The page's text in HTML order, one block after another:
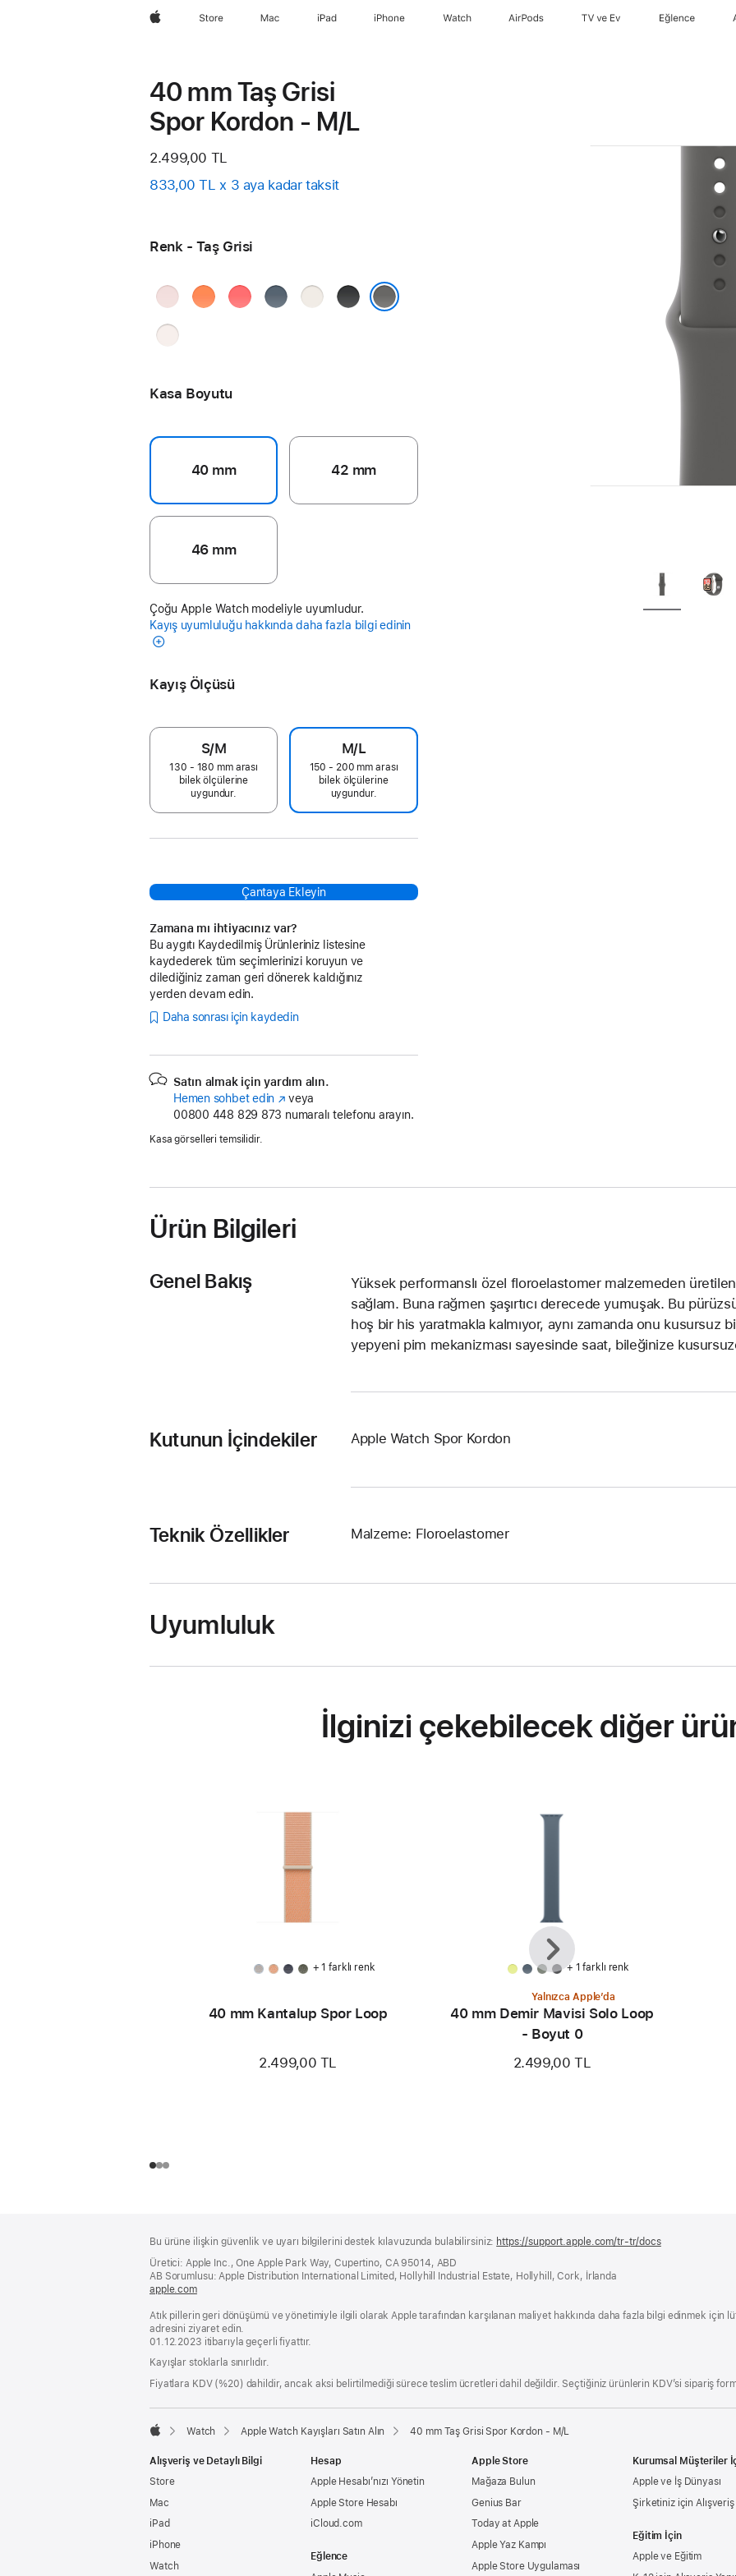
wzlhp Store Mac iPad iPhone Watch AirPods TV ve Ev Eğlence
40 mm Taş Grisi
Spor Kordon - M/L
2.499,00 TL
833,00 TL x 3 aya kadar taksit
Renk - Taş Grisi
Açık Pembe
MandalinaParlak Guava
DemirYıldız Işığı
Siyah
Bulut
Kasa Boyutu
40 mm 42 mm
46 mm
Çoğu Apple Watch modeliyle uyumludur.
Kayış uyumluluğu hakkında daha fazla bilgi edinin
Kayış Ölçüsü
S/M
130 - 180 mm arası
bilek ölçülerine
uygundur.
M/L
150 - 200 mm arası
bilek ölçülerine
uygundur.
Çantaya Ekleyin
Zamana mı ihtiyacınız var?
Bu aygıtı Kaydedilmiş Ürünleriniz listesine
kaydederek tüm seçimlerinizi koruyun ve
dilediğiniz zaman geri dönerek kaldığınız
yerden devam edin.
Daha sonrası için kaydedin
Satın almak için yardım alın.
Hemen sohbet edin (Yeni
pencerede
veya
00800 448 829 873 numaralı telefonu arayın.
Kasa görselleri temsilidir.
Ürün Bilgileri
Genel Bakış
Yüksek performanslı özel floroelastomer malzemeden
sağlam. Buna rağmen şaşırtıcı derecede yumuşak. Bu
hoş bir his yaratmakla kalmıyor, aynı zamanda onu kusursuz
yepyeni pim mekanizması sayesinde saat, bileğinize
Kutunun İçindekiler Apple Watch Spor Kordon
Teknik Özellikler Malzeme: Floroelastomer
Uyumluluk
İlginizi çekebilecek diğer
+ 1 farklı renk
40 mm Kantalup Spor Loop
2.499,00 TL
+ 1 farklı renk
Yalnızca Apple’da
40 mm Demir Mavisi Solo Loop
- Boyut 0
2.499,00 TL
Önceki
Sonraki
Bilgi
Bu ürüne ilişkin güvenlik ve uyarı bilgilerini destek kılavuzunda bulabilirsiniz: https://support.apple.com/tr-tr/docs(yeni
Üretici: Apple Inc., One Apple Park Way, Cupertino, CA 95014, ABD
AB Sorumlusu: Apple Distribution International Limited, Hollyhill Industrial Estate, Hollyhill, Cork, İrlanda
apple.com(yeni
pencerede
açılır)
Atık pillerin geri dönüşümü ve yönetimiyle ilgili olarak Apple tarafından karşılanan maliyet hakkında daha fazla bilgi edinmek için
adresini ziyaret edin.
01.12.2023 itibarıyla geçerli fiyattır.
Kayışlar stoklarla sınırlıdır.
Fiyatlara KDV (%20) dahildir, ancak aksi belirtilmediği sürece teslim ücretleri dahil değildir. Seçtiğiniz ürünlerin KDV’si sipariş
Watch Apple Watch Kayışları Satın Alın 40 mm Taş Grisi Spor Kordon - M/L
Alışveriş ve Detaylı Bilgi
Store
Mac
iPad
iPhone
Watch
Hesap
Apple Hesabı’nızı Yönetin
Apple Store Hesabı
iCloud.com
Eğlence
Apple Store
Mağaza Bulun
Genius Bar
Today at Apple
Apple Yaz Kampı
Apple Store Uygulaması
Kurumsal Müşteriler
Apple ve İş Dünyası
Şirketiniz için Alışveriş
Eğitim İçin
Apple ve Eğitim